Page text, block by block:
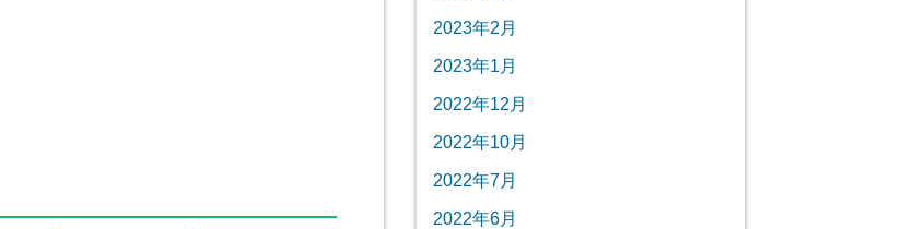
2023年2月
2023年1月
2022年12月
2022年10月
2022年7月
2022年6月